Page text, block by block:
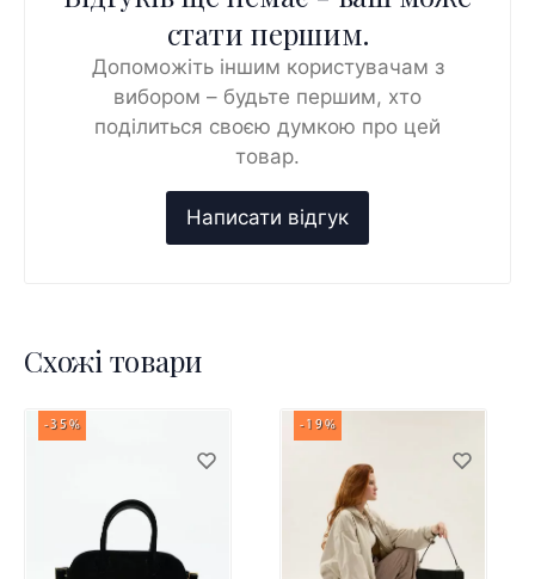
стати першим.
Допоможіть іншим користувачам з
вибором – будьте першим, хто
поділиться своєю думкою про цей
товар.
Схожі товари
-35% -19%